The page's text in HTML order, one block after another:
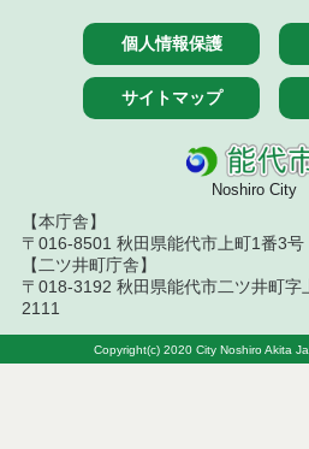
能代市ねぎ軟腐病防除薬剤
能代市消費者安全確保地域
能代市秋田アグリフロンテ
能代市地域で学べ！農業技
能代市ファミリーサポート
能代市親子つどいの広場事
個人情報保護
サイトマップ
Noshiro City
【本庁舎】
〒016-8501 秋田県能代市上町1番3
【二ツ井町庁舎】
〒018-3192 秋田県能代市二ツ井町
2111
Copyright(c) 2020 City Noshiro Akita